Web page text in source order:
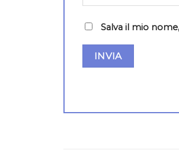
Salva il mio